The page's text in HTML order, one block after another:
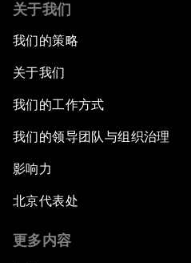
关于我们
我们的策略
关于我们
我们的工作方式
我们的领导团队与组织治理
影响力
北京代表处
更多内容